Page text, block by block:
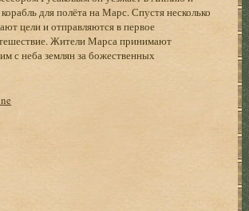
для полёта на Марс. Спустя несколько
цели и отправляются в первое
Жители Марса принимают
с неба землян за божественных